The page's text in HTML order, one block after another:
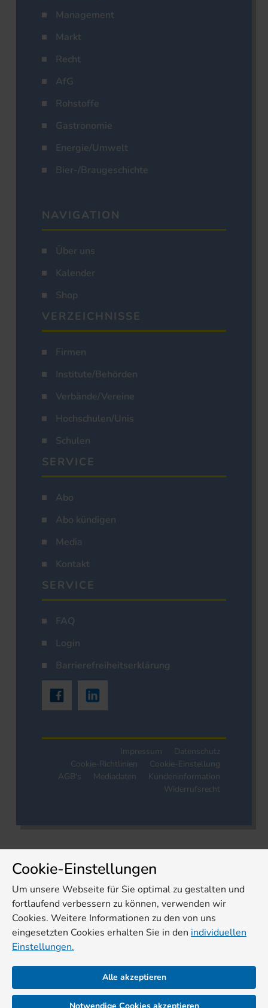
Management
Markt
Recht
AfG
Rohstoffe
Gastronomie
Energie/Umwelt
Bier-/Braugeschichte
NAVIGATION
Über uns
Kalender
Shop
VERZEICHNISSE
Firmen
Institute/Behörden
Verbände/Vereine
Hochschulen/Unis
Schulen
SERVICE
Abo
Abo kündigen
Media
Kontakt
SERVICE
FAQ
Login
Barrierefreiheitserklärung
Impressum
Datenschutz
Cookie-Richtlinien
Cookie-Einstellung
AGB's
Mediadaten
Kundeninformation
Widerrufsrecht
Cookie-Einstellungen
Um unsere Webseite für Sie optimal zu gestalten und
fortlaufend verbessern zu können, verwenden wir
Cookies. Weitere Informationen zu den von uns
eingesetzten Cookies erhalten Sie in den individuellen
Einstellungen.
Alle akzeptieren